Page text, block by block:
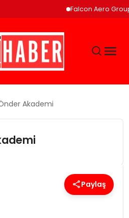
Falcon Aero Group,
Akademi
Paylaş